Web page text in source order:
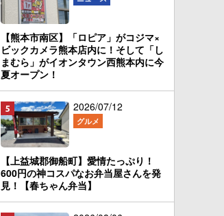
【熊本市南区】「ロピア」がコジマ×
ビックカメラ熊本店内に！そして「し
まむら」がイオンタウン西熊本内に今
夏オープン！
2026/07/12
グルメ
【上益城郡御船町】愛情たっぷり！
600円の神コスパなお弁当屋さんを発
見！【春ちゃん弁当】